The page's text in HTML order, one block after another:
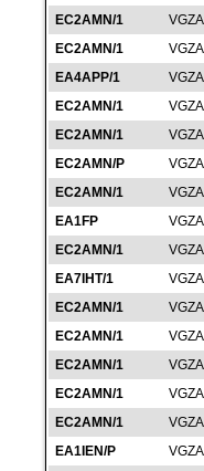
EC2AMN/1
EC2AMN/1
EA4APP/1
EC2AMN/1
EC2AMN/1
EC2AMN/P
EC2AMN/1
EA1FP
EC2AMN/1
EA7IHT/1
EC2AMN/1
EC2AMN/1
EC2AMN/1
EC2AMN/1
EC2AMN/1
EA1IEN/P